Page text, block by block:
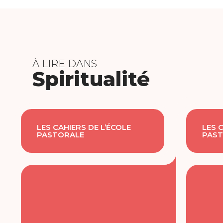
À LIRE DANS
Spiritualité
LES CAHIERS DE L’ÉCOLE
PASTORALE
LES